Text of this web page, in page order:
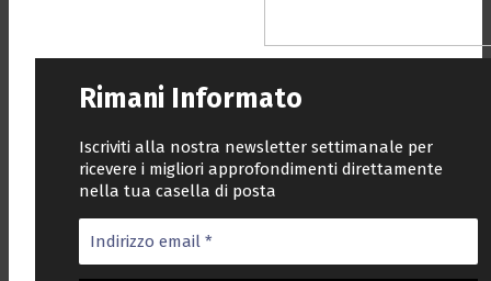
Rimani Informato
Iscriviti alla nostra newsletter settimanale per
ricevere i migliori approfondimenti direttamente
nella tua casella di posta